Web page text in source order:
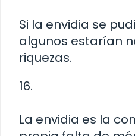
Si la envidia se
algunos estarían
riquezas.
16.
La envidia es la